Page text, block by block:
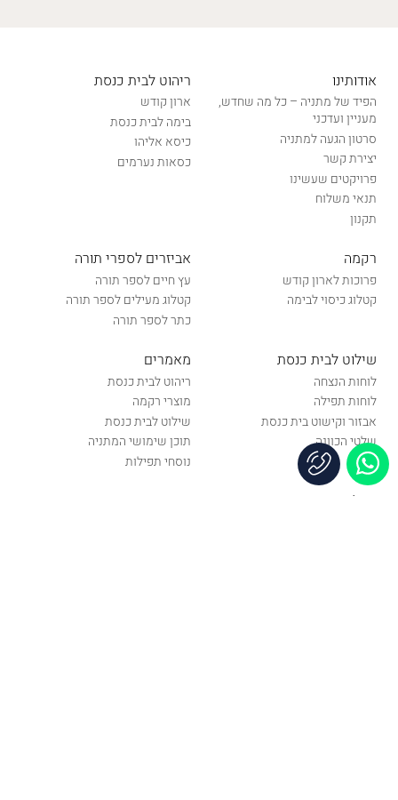
אודותינו
הפיד של מתניה – כל מה שחדש,
מעניין ועדכני
סרטון הגעה למתניה
יצירת קשר
פרויקטים שעשינו
תנאי משלוח
תקנון
ריהוט לבית כנסת
ארון קודש
בימה לבית כנסת
כיסא אליהו
כסאות נערמים
רקמה
פרוכות לארון קודש
קטלוג כיסוי לבימה
אביזרים לספרי תורה
עץ חיים לספר תורה
קטלוג מעילים לספר תורה
כתר לספר תורה
שילוט לבית כנסת
לוחות הנצחה
לוחות תפילה
אבזור וקישוט בית כנסת
שלטי הכוונה
מאמרים
ריהוט לבית כנסת
מוצרי רקמה
שילוט לבית כנסת
תוכן שימושי המתניה
נוסחי תפילות
תהליכי רכישת מוצר